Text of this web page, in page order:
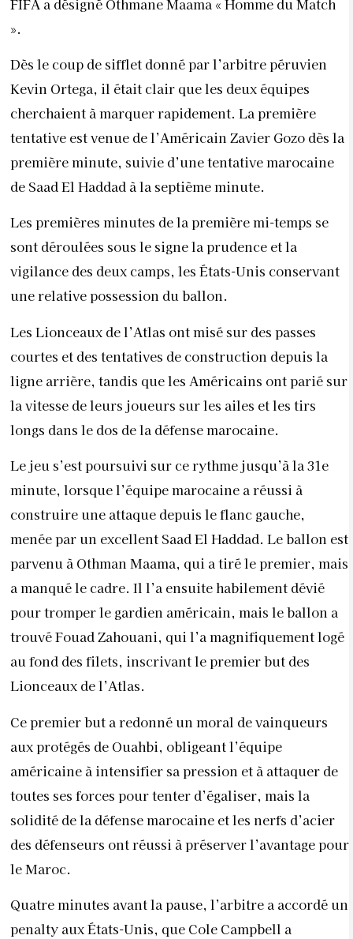
».
Dès le coup de sifflet donné par l’arbitre péruvien
Kevin Ortega, il était clair que les deux équipes
cherchaient à marquer rapidement. La première
tentative est venue de l’Américain Zavier Gozo dès la
première minute, suivie d’une tentative marocaine
de Saad El Haddad à la septième minute.
Les premières minutes de la première mi-temps se
sont déroulées sous le signe la prudence et la
vigilance des deux camps, les États-Unis conservant
une relative possession du ballon.
Les Lionceaux de l’Atlas ont misé sur des passes
courtes et des tentatives de construction depuis la
ligne arrière, tandis que les Américains ont parié sur
la vitesse de leurs joueurs sur les ailes et les tirs
longs dans le dos de la défense marocaine.
Le jeu s’est poursuivi sur ce rythme jusqu’à la 31e
minute, lorsque l’équipe marocaine a réussi à
construire une attaque depuis le flanc gauche,
menée par un excellent Saad El Haddad. Le ballon est
parvenu à Othman Maama, qui a tiré le premier, mais
a manqué le cadre. Il l’a ensuite habilement dévié
pour tromper le gardien américain, mais le ballon a
trouvé Fouad Zahouani, qui l’a magnifiquement logé
au fond des filets, inscrivant le premier but des
Lionceaux de l’Atlas.
Ce premier but a redonné un moral de vainqueurs
aux protégés de Ouahbi, obligeant l’équipe
américaine à intensifier sa pression et à attaquer de
toutes ses forces pour tenter d’égaliser, mais la
solidité de la défense marocaine et les nerfs d’acier
des défenseurs ont réussi à préserver l’avantage pour
le Maroc.
Quatre minutes avant la pause, l’arbitre a accordé un
penalty aux États-Unis, que Cole Campbell a